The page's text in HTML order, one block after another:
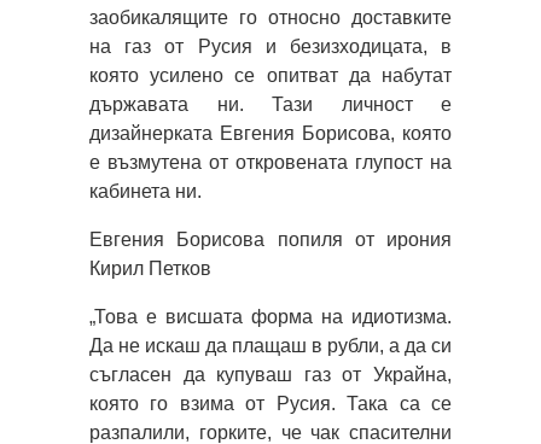
заобикалящите го относно доставките
на газ от Русия и безизходицата, в
която усилено се опитват да набутат
държавата ни. Тази личност е
дизайнерката Евгения Борисова, която
е възмутена от откровената глупост на
кабинета ни.
Евгения Борисова попиля от ирония
Кирил Петков
„Това е висшата форма на идиотизма.
Да не искаш да плащаш в рубли, а да си
съгласен да купуваш газ от Украйна,
която го взима от Русия. Така са се
разпалили, горките, че чак спасителни